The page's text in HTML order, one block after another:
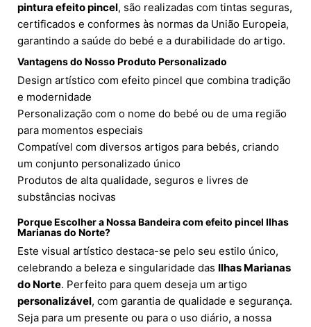
pintura efeito pincel, são realizadas com tintas seguras,
certificados e conformes às normas da União Europeia,
garantindo a saúde do bebé e a durabilidade do artigo.
Vantagens do Nosso Produto Personalizado
Design artístico com efeito pincel que combina tradição
e modernidade
Personalização com o nome do bebé ou de uma região
para momentos especiais
Compatível com diversos artigos para bebés, criando
um conjunto personalizado único
Produtos de alta qualidade, seguros e livres de
substâncias nocivas
Porque Escolher a Nossa Bandeira com efeito pincel Ilhas
Marianas do Norte?
Este visual artístico destaca-se pelo seu estilo único,
celebrando a beleza e singularidade das Ilhas Marianas
do Norte. Perfeito para quem deseja um artigo
personalizável, com garantia de qualidade e segurança.
Seja para um presente ou para o uso diário, a nossa